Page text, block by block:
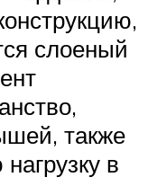
слоеный
также
в